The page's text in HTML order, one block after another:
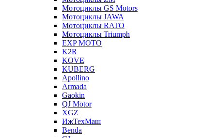
Мотоциклы GS Motors
Мотоциклы JAWA
Мотоциклы RATO
Мотоциклы Triumph
EXP MOTO
K2R
KOVE
KUBERG
Apollino
Armada
Gaokin
QJ Motor
XGZ
ИжТехМаш
Benda